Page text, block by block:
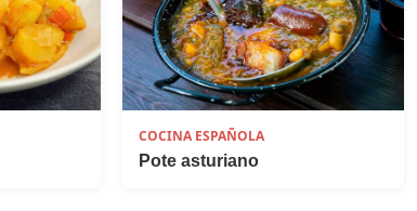
COCINA ESPAÑOLA
Pote asturiano